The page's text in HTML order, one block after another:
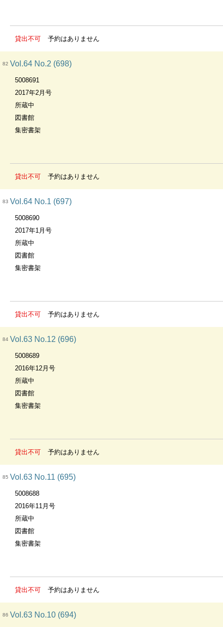
貸出不可 予約はありません
82 Vol.64 No.2 (698)
5008691
2017年2月号
所蔵中
図書館
集密書架
貸出不可 予約はありません
83 Vol.64 No.1 (697)
5008690
2017年1月号
所蔵中
図書館
集密書架
貸出不可 予約はありません
84 Vol.63 No.12 (696)
5008689
2016年12月号
所蔵中
図書館
集密書架
貸出不可 予約はありません
85 Vol.63 No.11 (695)
5008688
2016年11月号
所蔵中
図書館
集密書架
貸出不可 予約はありません
86 Vol.63 No.10 (694)